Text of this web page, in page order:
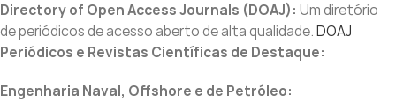
Directory of Open Access Journals (DOAJ): Um diretório
de periódicos de acesso aberto de alta qualidade.DOAJ
Periódicos e Revistas Científicas de Destaque:
Engenharia Naval, Offshore e de Petróleo: